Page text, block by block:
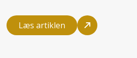
sætningsskader, eller hvordan
skal gribes an. På den måde
Læs artiklen